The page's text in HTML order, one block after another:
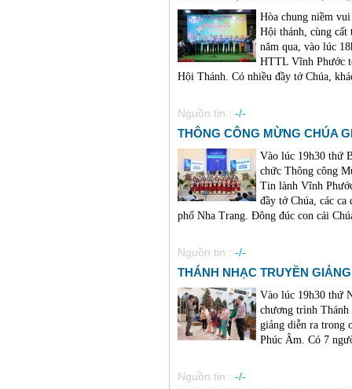
Hòa chung niềm
Hội thánh, cùng cất
năm qua, vào lúc
HTTL Vĩnh Phước
Hội Thánh. Có nhiều đầy tớ Chúa,
Nguồn tin : -/-
THÔNG CÔNG MỪNG CHÚA
Vào lúc 19h30 thứ
chức Thông công
Tin lành Vĩnh
đầy tớ Chúa, các ca
phố Nha Trang. Đông đúc con cái
Nguồn tin : -/-
THÁNH NHẠC TRUYỀN
Vào lúc 19h30 thứ
chương trình
giảng diễn ra trong
Phúc Âm. Có 7
Nguồn tin : -/-